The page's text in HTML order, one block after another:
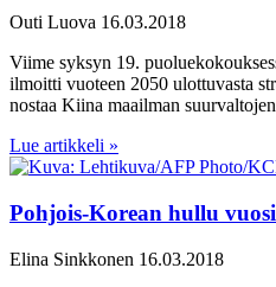
Outi Luova 16.03.2018
Viime syksyn 19.
ilmoitti vuoteen 2050 ulottuvasta
nostaa Kiina maailman
Lue artikkeli »
Pohjois-Korean hullu
Elina Sinkkonen 16.03.2018